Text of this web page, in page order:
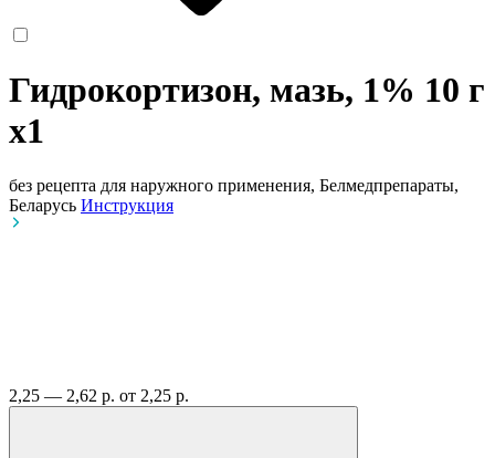
Гидрокортизон, мазь, 1% 10 г
x1
без рецепта для наружного применения, Белмедпрепараты,
Беларусь Инструкция
2,25 — 2,62 р. от 2,25 р.